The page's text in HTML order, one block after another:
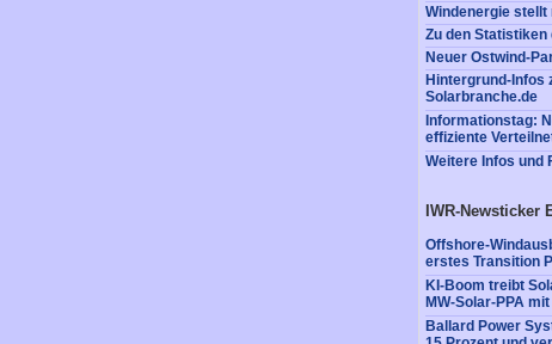
Windenergie
Zu den Statistiken
Neuer Ostwind-
Hintergrund-Infos
Solarbranche.de
Informationstag:
effiziente
Weitere Infos und
IWR-Newsticker
Offshore-
erstes Transition
KI-Boom treibt
MW-Solar-PPA
Ballard Power